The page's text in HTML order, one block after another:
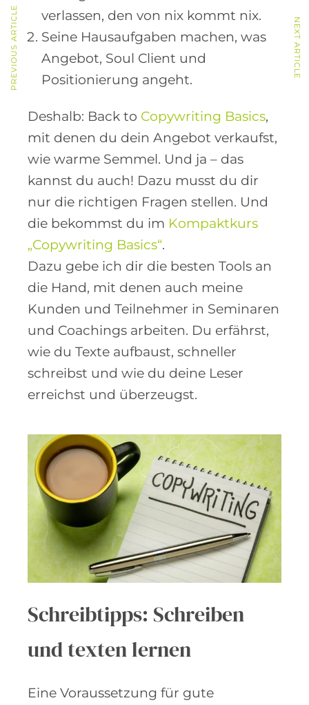
verlassen, den von nix kommt nix.
Seine Hausaufgaben machen, was
Angebot, Soul Client und
Positionierung angeht.
Deshalb: Back to Copywriting Basics,
mit denen du dein Angebot verkaufst,
wie warme Semmel. Und ja – das
kannst du auch! Dazu musst du dir
nur die richtigen Fragen stellen. Und
die bekommst du im Kompaktkurs
„Copywriting Basics“.
Dazu gebe ich dir die besten Tools an
die Hand, mit denen auch meine
Kunden und Teilnehmer in Seminaren
und Coachings arbeiten. Du erfährst,
wie du Texte aufbaust, schneller
schreibst und wie du deine Leser
erreichst und überzeugst.
Schreibtipps: Schreiben
und texten lernen
Eine Voraussetzung für gute
PREVIOUS ARTICLE NEXT ARTICLE